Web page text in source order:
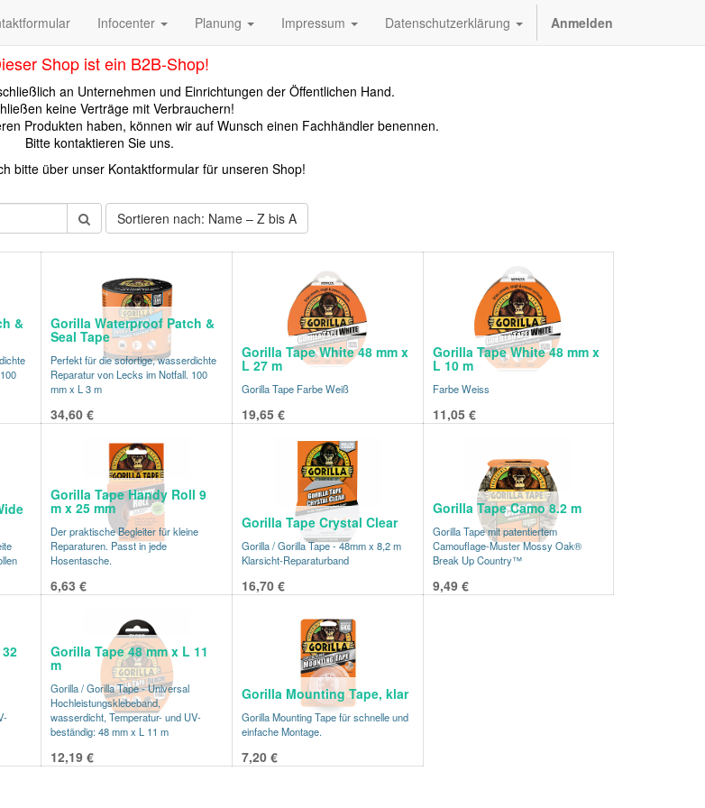
Infocenter Planung Impressum Datenschutzerklärung Anmelden
Shop ist ein B2B-Shop!
an Unternehmen und Einrichtungen der Öffentlichen Hand.
keine Verträge mit Verbrauchern!
Produkten haben, können wir auf Wunsch einen Fachhändler benennen.
Bitte kontaktieren Sie uns.
bitte über unser Kontaktformular für unseren Shop!
Sortieren nach: Name – Z bis A
& Gorilla Waterproof Patch &
Seal Tape
Perfekt für die sofortige, wasserdichte
Reparatur von Lecks im Notfall. 100
mm x L 3 m
34,60€
Gorilla Tape White 48 mm x
L 27 m
Gorilla Tape Farbe Weiß
19,65€
Gorilla Tape White 48 mm x
L 10 m
Farbe Weiss
11,05€
Gorilla Tape Handy Roll 9
m x 25 mm
Der praktische Begleiter für kleine
Reparaturen. Passt in jede
Hosentasche.
6,63 €
Gorilla Tape Crystal Clear
Gorilla / Gorilla Tape - 48mm x 8,2 m
Klarsicht-Reparaturband
16,70€
Gorilla Tape Camo 8.2 m
Gorilla Tape mit patentiertem
Camouflage-Muster Mossy Oak®
Break Up Country™
9,49€
Gorilla Tape 48 mm x L 11
m
Gorilla / Gorilla Tape - Universal
Hochleistungsklebeband,
wasserdicht, Temperatur- und UV-
beständig: 48 mm x L 11 m
12,19€
Gorilla Mounting Tape, klar
Gorilla Mounting Tape für schnelle und
einfache Montage.
7,20€